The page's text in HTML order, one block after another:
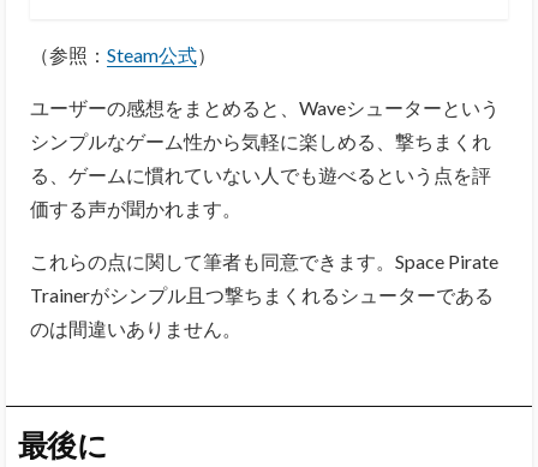
（参照： Steam公式）
ユーザーの感想をまとめると、Waveシューターという
シンプルなゲーム性から気軽に楽しめる、撃ちまくれ
る、ゲームに慣れていない人でも遊べるという点を評
価する声が聞かれます。
これらの点に関して筆者も同意できます。Space Pirate
Trainerがシンプル且つ撃ちまくれるシューターである
のは間違いありません。
最後に